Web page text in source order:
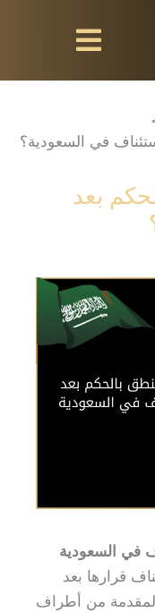
في السعودية؟
بعد
في السعودية
قرارها بعد
من أطراف